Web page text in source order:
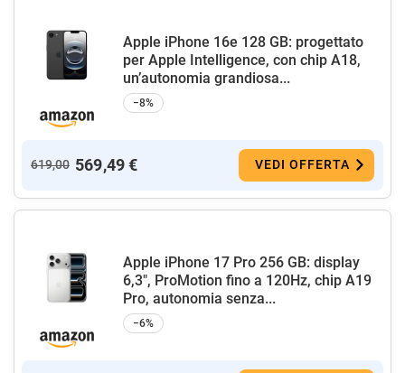
Apple iPhone 16e 128 GB: progettato
per Apple Intelligence, con chip A18,
un’autonomia grandiosa...
−8%
619,00 569,49 € VEDI OFFERTA
Apple iPhone 17 Pro 256 GB: display
6,3", ProMotion fino a 120Hz, chip A19
Pro, autonomia senza...
−6%